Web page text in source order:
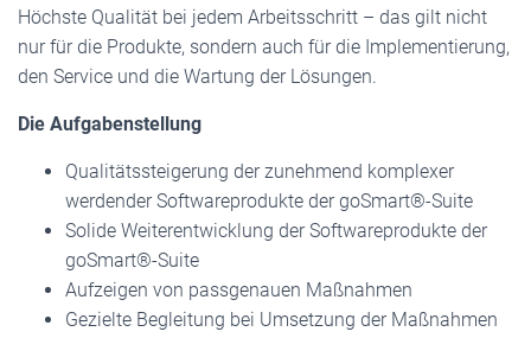
Höchste Qualität bei jedem Arbeitsschritt – das gilt nicht
nur für die Produkte, sondern auch für die Implementierung,
den Service und die Wartung der Lösungen.
Die Aufgabenstellung
Qualitätssteigerung der zunehmend komplexer
werdender Softwareprodukte der goSmart®-Suite
Solide Weiterentwicklung der Softwareprodukte der
goSmart®-Suite
Aufzeigen von passgenauen Maßnahmen
Gezielte Begleitung bei Umsetzung der Maßnahmen